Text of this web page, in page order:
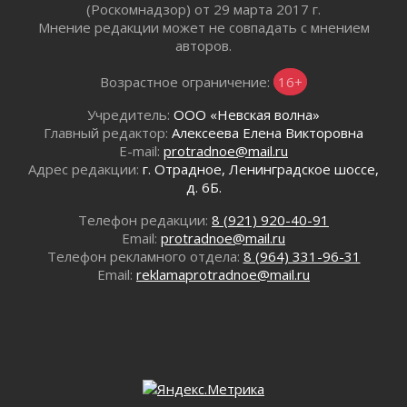
Готовность №1
02 августа 2026
Километровые столбы «Дороги жизни»
отправили на реставрацию
02 августа 2026
Ленобласть внедрила передовую подготовку
операторов БПЛА
В Ивангороде появилась «Избушка-
02 августа 2026
Юхла, мука, кантеле и Водяной
01 августа 2026
Лето катится с горки
Лето без гаджетов
(Роскомнадзор) от 29 марта 2017 г.
Мнение редакции может не совпадать с мнением
авторов.
Возрастное ограничение: 16+
Учредитель: ООО «Невская волна»
Главный редактор: Алексеева Елена Викторовна
E-mail: protradnoe@mail.ru
Адрес редакции: г. Отрадное, Ленинградское шоссе,
д. 6Б.
Телефон редакции: 8 (921) 920-40-91
Email: protradnoe@mail.ru
Телефон рекламного отдела: 8 (964) 331-96-31
Email: reklamaprotradnoe@mail.ru